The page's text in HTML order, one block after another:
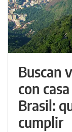
Buscan
con
Brasil:
cumplir